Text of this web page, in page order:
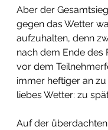
Aber der
gegen das Wetter
aufzuhalten, denn
nach dem Ende des
vor dem
immer heftiger an
liebes Wetter: zu
Auf der